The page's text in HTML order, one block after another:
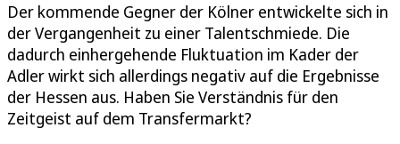
Der kommende Gegner der Kölner entwickelte sich in
der Vergangenheit zu einer Talentschmiede. Die
dadurch einhergehende Fluktuation im Kader der
Adler wirkt sich allerdings negativ auf die Ergebnisse
der Hessen aus. Haben Sie Verständnis für den
Zeitgeist auf dem Transfermarkt?